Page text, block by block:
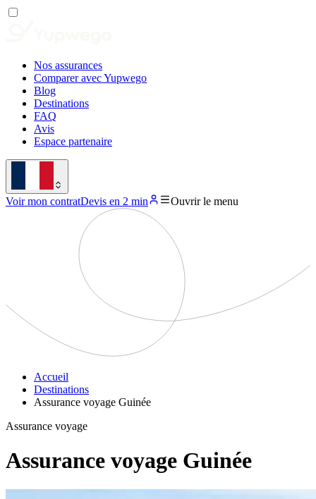
Nos assurances
Comparer avec Yupwego
Blog
Destinations
FAQ
Avis
Espace partenaire
Voir mon contratDevis en 2 min Ouvrir le menu
Accueil
Destinations
Assurance voyage Guinée
Assurance voyage
Assurance voyage Guinée